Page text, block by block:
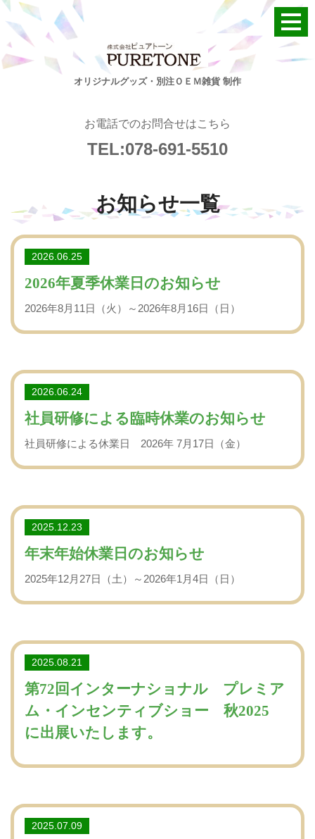
オリジナルグッズ・別注ＯＥＭ雑貨 制作
お電話でのお問合せはこちら
TEL:078-691-5510
お知らせ一覧
2026.06.25
2026年夏季休業日のお知らせ
2026年8月11日（火）～2026年8月16日（日）
2026.06.24
社員研修による臨時休業のお知らせ
社員研修による休業日 2026年 7月17日（金）
2025.12.23
年末年始休業日のお知らせ
2025年12月27日（土）～2026年1月4日（日）
2025.08.21
第72回インターナショナル プレミア
ム・インセンティブショー 秋2025
に出展いたします。
2025.07.09